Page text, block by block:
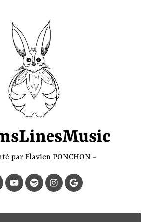
par Flavien PONCHON
YouTubeSpotifyInstagram
Page
Google